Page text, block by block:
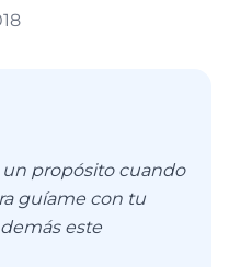
8
un propósito cuando
guíame con tu
este